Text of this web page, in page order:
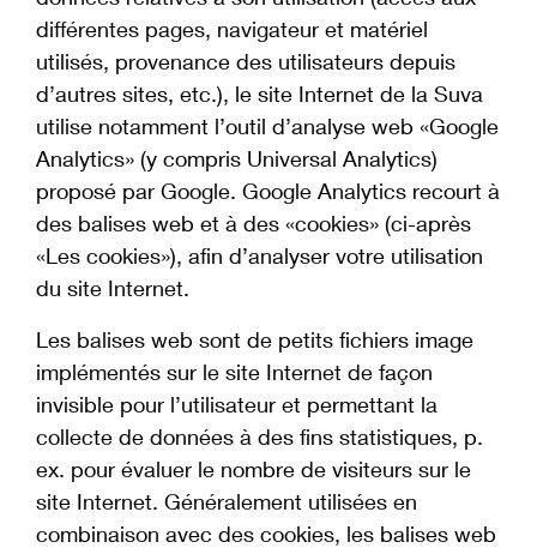
différentes pages, navigateur et matériel
utilisés, provenance des utilisateurs depuis
d’autres sites, etc.), le site Internet de la Suva
utilise notamment l’outil d’analyse web «Google
Analytics» (y compris Universal Analytics)
proposé par Google. Google Analytics recourt à
des balises web et à des «cookies» (ci-après
«Les cookies»), afin d’analyser votre utilisation
du site Internet.
Les balises web sont de petits fichiers image
implémentés sur le site Internet de façon
invisible pour l’utilisateur et permettant la
collecte de données à des fins statistiques, p.
ex. pour évaluer le nombre de visiteurs sur le
site Internet. Généralement utilisées en
combinaison avec des cookies, les balises web